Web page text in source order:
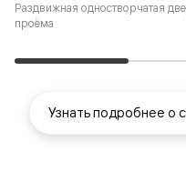
Раздвижная одностворчатая
проёма
Узнать подробнее о